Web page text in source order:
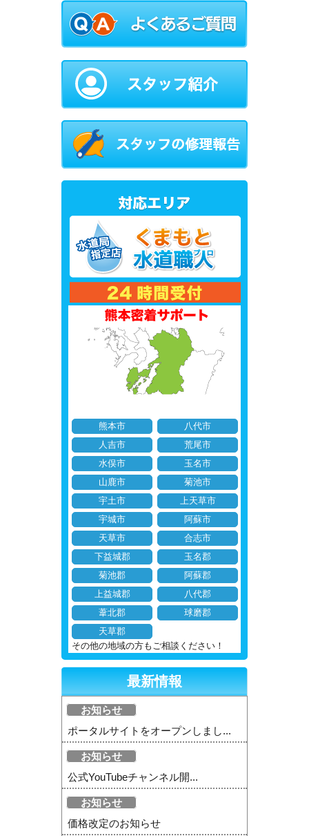
熊本市
八代市
人吉市
荒尾市
水俣市
玉名市
山鹿市
菊池市
宇土市
上天草市
宇城市
阿蘇市
天草市
合志市
下益城郡
玉名郡
菊池郡
阿蘇郡
上益城郡
八代郡
葦北郡
球磨郡
天草郡
その他の地域の方もご相談ください！
最新情報
お知らせ
ポータルサイトをオープンしまし...
お知らせ
公式YouTubeチャンネル開...
お知らせ
価格改定のお知らせ